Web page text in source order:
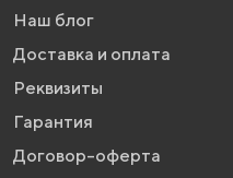
Наш блог
Доставка и оплата
Реквизиты
Гарантия
Договор-оферта